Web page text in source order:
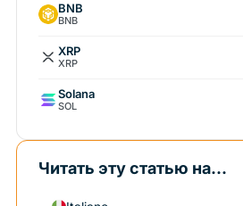
BNB
BNB
XRP
XRP
Solana
SOL
Читать эту статью на...